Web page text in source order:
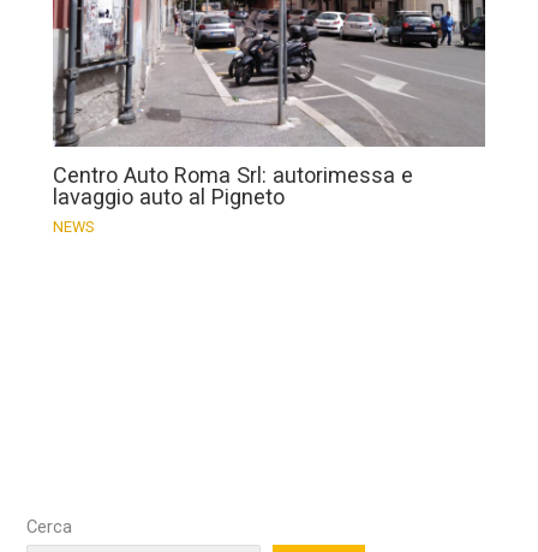
Centro Auto Roma Srl: autorimessa e
lavaggio auto al Pigneto
NEWS
Cerca